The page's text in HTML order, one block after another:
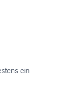
ein